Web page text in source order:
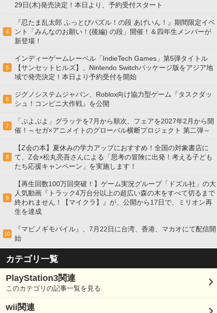
29日(木)発売決定！本日より、予約受付スタート
4
『忍たま乱太郎 ふっとびパズル！の段 あげいん！』期間限定イベ
ント「みんなのお願い！(後編) の段」開催！＆四年生メンバーが
新登場！
5
インディーゲームレーベル「IndieTech Games」第5弾タイトル
【サンセットヒルズ】、Nintendo Switchパッケージ版をアジア地
域で発売決定！本日より予約受付を開始
6
ジグノシステムジャパン、Roblox向け協力型ゲーム『タスクダッ
シュ！コンビニ大作戦』を公開
7
「ぷよぷよ」グラッテを7月から順次、フェアを2027年2月から開
催！～セガ×アニメイトのグローバル横断プロジェクト 第二弾～
8
【Z会の本】夏休みの学力アップにおすすめ！全国の対象書店に
て、Z会×松丸亮吾さんによる「思考の冒険に出発！考える子ども
たち応援キャンペーン」を実施します！
9
【再生回数100万回突破！】ゲーム実況グループ「ドズル社」の大
人気動画『トラック4万台分以上の超広い森の木をすべて切るまで
終われません！【マイクラ】』が、公開から17日で、ミリオン再
生を達成
10
『マビノギモバイル』、7月22日に台湾、香港、マカオにて配信開
始
カテゴリ一覧
PlayStation3関連
このカテゴリの記事一覧を見る
wii関連